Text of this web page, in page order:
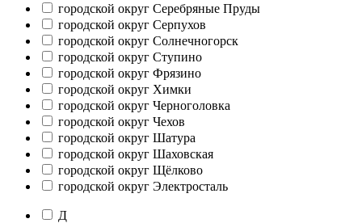
городской округ Серебряные Пруды
городской округ Серпухов
городской округ Солнечногорск
городской округ Ступино
городской округ Фрязино
городской округ Химки
городской округ Черноголовка
городской округ Чехов
городской округ Шатура
городской округ Шаховская
городской округ Щёлково
городской округ Электросталь
Д